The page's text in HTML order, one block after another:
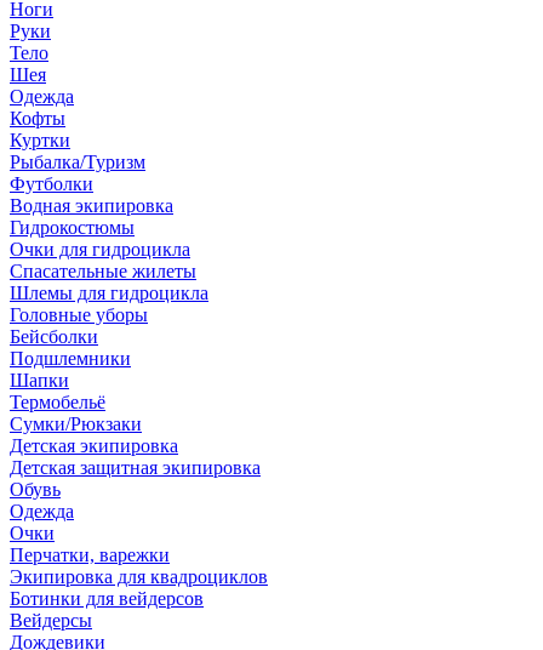
Ноги
Руки
Тело
Шея
Одежда
Кофты
Куртки
Рыбалка/Туризм
Футболки
Водная экипировка
Гидрокостюмы
Очки для гидроцикла
Спасательные жилеты
Шлемы для гидроцикла
Головные уборы
Бейсболки
Подшлемники
Шапки
Термобельё
Сумки/Рюкзаки
Детская экипировка
Детская защитная экипировка
Обувь
Одежда
Очки
Перчатки, варежки
Экипировка для квадроциклов
Ботинки для вейдерсов
Вейдерсы
Дождевики